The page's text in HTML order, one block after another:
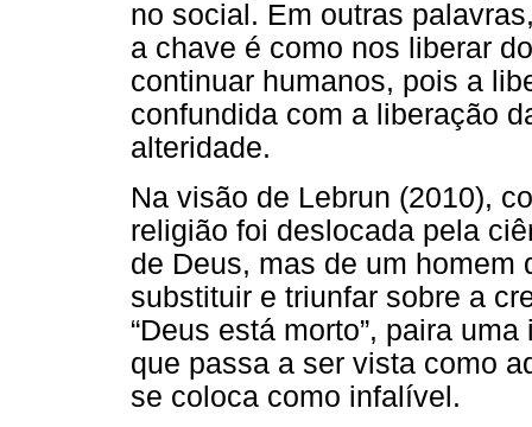
no social. Em outras
a chave é como nos liberar
continuar humanos, pois a
confundida com a liberação
alteridade.
Na visão de Lebrun (2010),
religião foi deslocada pela
de Deus, mas de um
substituir e triunfar sobre a
“Deus está morto”, paira
que passa a ser vista como
se coloca como infalível.